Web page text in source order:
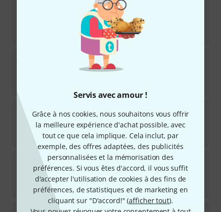
Servis avec amour !
Grâce à nos cookies, nous souhaitons vous offrir
la meilleure expérience d'achat possible, avec
tout ce que cela implique. Cela inclut, par
exemple, des offres adaptées, des publicités
personnalisées et la mémorisation des
préférences. Si vous êtes d'accord, il vous suffit
d'accepter l'utilisation de cookies à des fins de
préférences, de statistiques et de marketing en
cliquant sur "D'accord!" (afficher tout).
SA-P80 6pcs set
Disponible immédiatement
t.akustikHighline CBT2 Birch Wood
3
11
Disponible immédiatement
95 €
t.akustikDesktop Absorber 120
9
Disponible immédiatement
125 €
t.akustikDiffusor Manhattan eps set